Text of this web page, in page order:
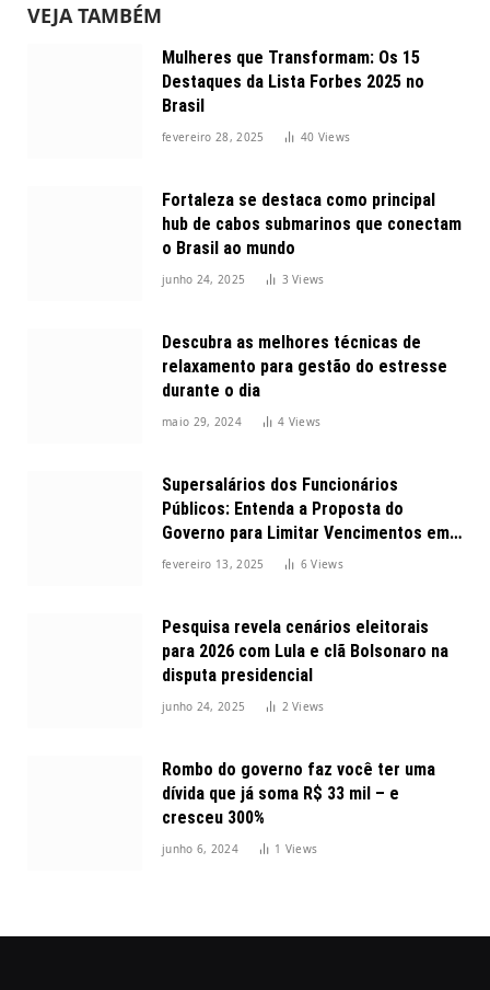
VEJA TAMBÉM
Mulheres que Transformam: Os 15
Destaques da Lista Forbes 2025 no
Brasil
fevereiro 28, 2025 40 Views
Fortaleza se destaca como principal
hub de cabos submarinos que conectam
o Brasil ao mundo
junho 24, 2025 3Views
Descubra as melhores técnicas de
relaxamento para gestão do estresse
durante o dia
maio 29, 2024 4 Views
Supersalários dos Funcionários
Públicos: Entenda a Proposta do
Governo para Limitar Vencimentos em
2025
fevereiro 13, 2025 6Views
Pesquisa revela cenários eleitorais
para 2026 com Lula e clã Bolsonaro na
disputa presidencial
junho 24, 2025 2Views
Rombo do governo faz você ter uma
dívida que já soma R$ 33 mil – e
cresceu 300%
junho 6, 2024 1 Views